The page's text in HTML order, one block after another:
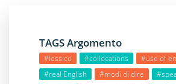
TAGS Argomento
#lessico #collocations
#use of
#real English
#modi di dire